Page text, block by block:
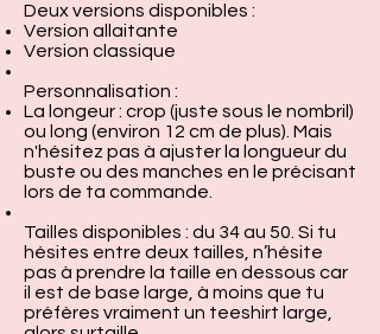
Deux versions disponibles :
Version allaitante
Version classique
Personnalisation :
La longeur : crop (juste sous le nombril)
ou long (environ 12 cm de plus). Mais
n'hésitez pas à ajuster la longueur du
buste ou des manches en le précisant
lors de ta commande.
Tailles disponibles : du 34 au 50. Si tu
hésites entre deux tailles, n’hésite
pas à prendre la taille en dessous car
il est de base large, à moins que tu
préfères vraiment un teeshirt large,